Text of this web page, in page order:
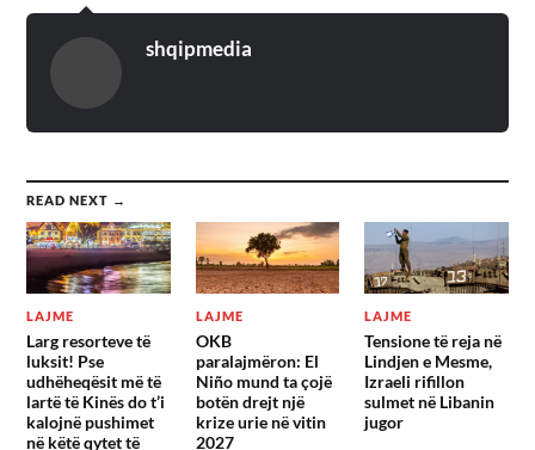
shqipmedia
READ NEXT →
LAJME
Larg resorteve të
luksit! Pse
udhëheqësit më të
lartë të Kinës do t’i
kalojnë pushimet
në këtë qytet të
LAJME
OKB
paralajmëron: El
Niño mund ta çojë
botën drejt një
krize urie në vitin
2027
LAJME
Tensione të reja në
Lindjen e Mesme,
Izraeli rifillon
sulmet në Libanin
jugor